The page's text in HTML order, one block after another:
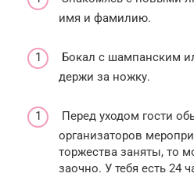
имя и фамилию.
Бокал с шампанским
держи за ножку.
Перед уходом гости
организаторов
торжества заняты, то
заочно. У тебя есть 24